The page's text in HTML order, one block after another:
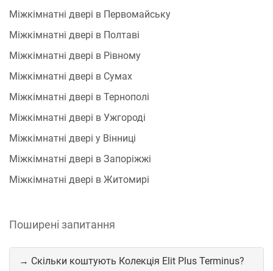
Міжкімнатні двері в Первомайську
Міжкімнатні двері в Полтаві
Міжкімнатні двері в Рівному
Міжкімнатні двері в Сумах
Міжкімнатні двері в Тернополі
Міжкімнатні двері в Ужгороді
Міжкімнатні двері у Вінниці
Міжкімнатні двері в Запоріжжі
Міжкімнатні двері в Житомирі
Поширені запитання
→ Скільки коштують Колекція Elit Plus Terminus?